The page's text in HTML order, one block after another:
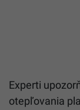
Experti
otepľovania